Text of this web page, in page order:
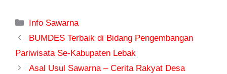
Kategori
Info Sawarna
BUMDES Terbaik di Bidang Pengembangan
Pariwisata Se-Kabupaten Lebak
Asal Usul Sawarna – Cerita Rakyat Desa